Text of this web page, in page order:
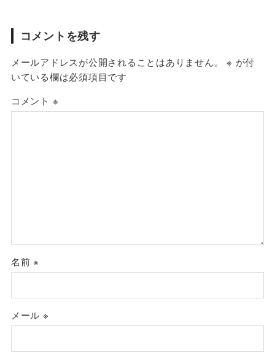
コメントを残す
メールアドレスが公開されることはありません。 ※ が付
いている欄は必須項目です
コメント ※
名前※
メール ※